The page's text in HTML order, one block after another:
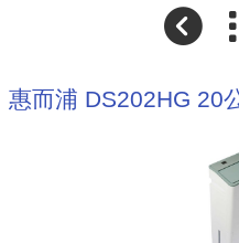
惠而浦 DS202HG 20